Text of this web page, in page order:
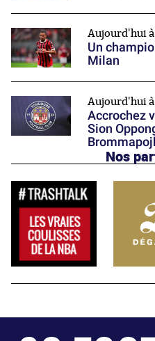
Aujourd'hui à
Un
Milan
Aujourd'hui à
Accrochez
Sion
Nos